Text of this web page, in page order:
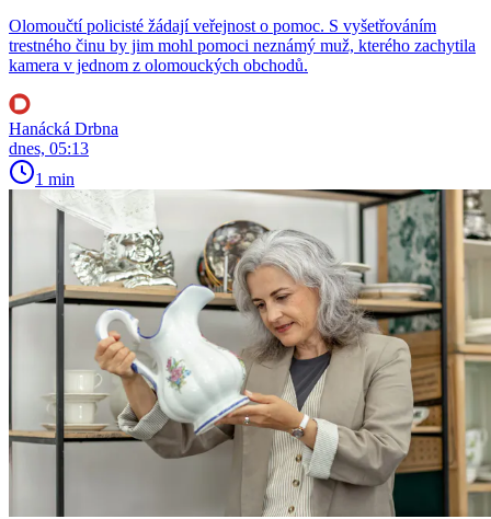
Olomoučtí policisté žádají veřejnost o pomoc. S vyšetřováním
trestného činu by jim mohl pomoci neznámý muž, kterého zachytila
kamera v jednom z olomouckých obchodů.
Hanácká Drbna
dnes, 05:13
1 min